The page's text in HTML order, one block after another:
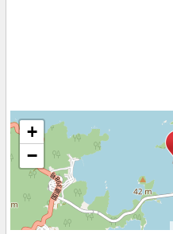
+
−